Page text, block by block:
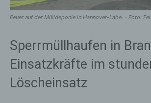
Feuer auf der Mülldeponie in Hannover-Lahe. - Foto:
Sperrmüllhaufen in
Einsatzkräfte im
Löscheinsatz